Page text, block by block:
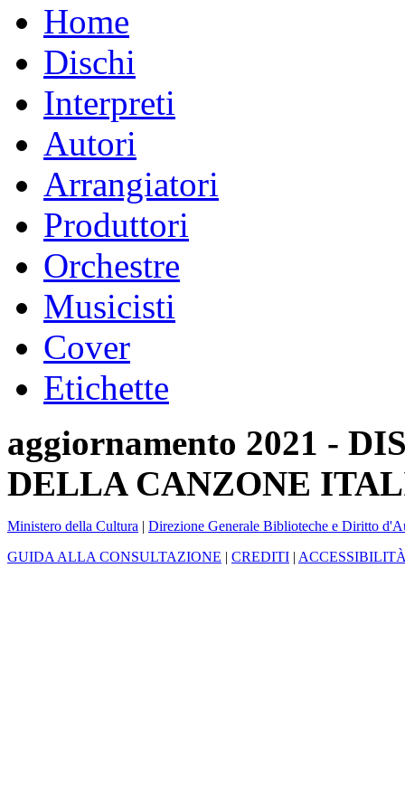
Home
Dischi
Interpreti
Autori
Arrangiatori
Produttori
Orchestre
Musicisti
Cover
Etichette
aggiornamento 2021 -
DELLA CANZONE
Ministero della Cultura | Direzione Generale Biblioteche e Diritto
GUIDA ALLA CONSULTAZIONE | CREDITI |